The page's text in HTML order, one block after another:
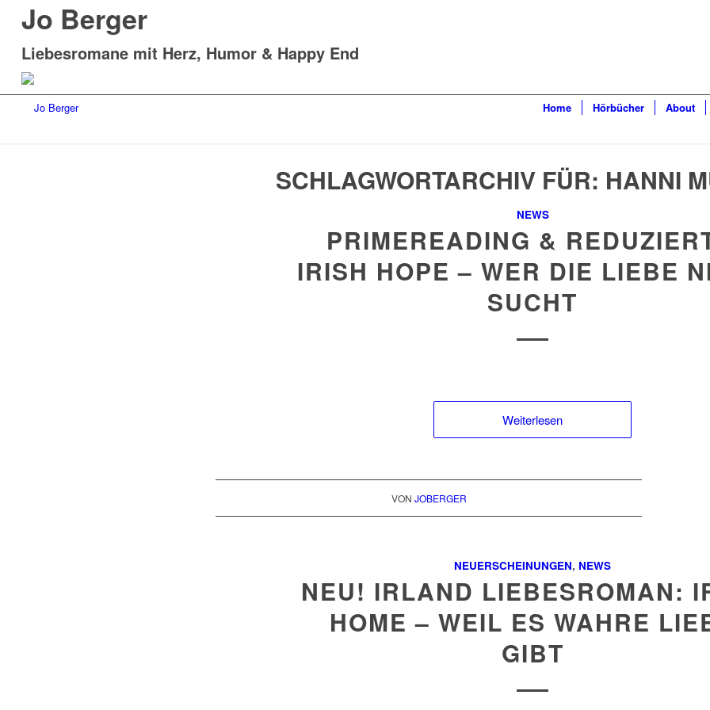
Jo Berger
Liebesromane mit Herz, Humor & Happy End
Home Hörbücher About
SCHLAGWORTARCHIV FÜR: HANNI
NEWS
PRIMEREADING &
IRISH HOPE – WER DIE LIEBE
SUCHT
Weiterlesen
VON JOBERGER
NEUERSCHEINUNGEN, NEWS
NEU! IRLAND LIEBESROMAN:
HOME – WEIL ES WAHRE
GIBT